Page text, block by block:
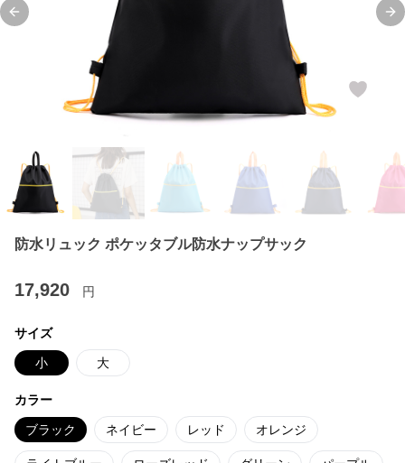
Previous slide
防水リュック ポケッタブル防水ナップサック
17,920 円
サイズ
小 大
カラー
ブラック ネイビー レッド オレンジ